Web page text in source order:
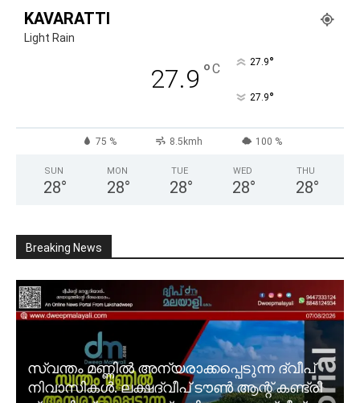
KAVARATTI
Light Rain
27.9 °C 27.9°
27.9°
75 % 8.5kmh 100 %
SUN
28°
MON
28°
TUE
28°
WED
28°
THU
28°
Breaking News
സ്വന്തം മണ്ണിൽ അന്യരാക്കപ്പെടുന്ന ദ്വീപ്
നിവാസികൾ. ലക്ഷദ്വീപ് ടൗൺ ആന്റ് കണ്ട്രി